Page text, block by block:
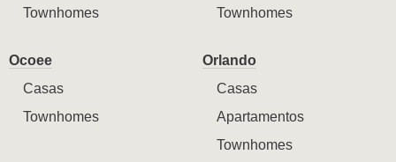
Townhomes
Townhomes
Ocoee
Casas
Townhomes
Orlando
Casas
Apartamentos
Townhomes